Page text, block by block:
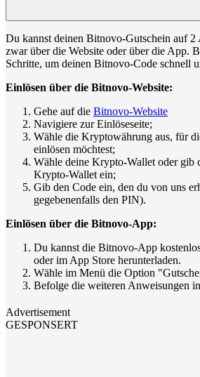
Du kannst deinen Bitnovo-Gutschein auf 2
zwar über die Website oder über die App.
Schritte, um deinen Bitnovo-Code schnell
Einlösen über die Bitnovo-Website:
Gehe auf die Bitnovo-Website
Navigiere zur Einlöseseite;
Wähle die Kryptowährung aus, für
einlösen möchtest;
Wähle deine Krypto-Wallet oder gib
Krypto-Wallet ein;
Gib den Code ein, den du von uns
gegebenenfalls den PIN).
Einlösen über die Bitnovo-App:
Du kannst die Bitnovo-App
oder im App Store herunterladen.
Wähle im Menü die Option
Befolge die weiteren Anweisungen
Advertisement
GESPONSERT